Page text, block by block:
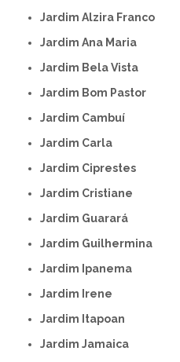
Jardim Alzira Franco
Jardim Ana Maria
Jardim Bela Vista
Jardim Bom Pastor
Jardim Cambuí
Jardim Carla
Jardim Ciprestes
Jardim Cristiane
Jardim Guarará
Jardim Guilhermina
Jardim Ipanema
Jardim Irene
Jardim Itapoan
Jardim Jamaica